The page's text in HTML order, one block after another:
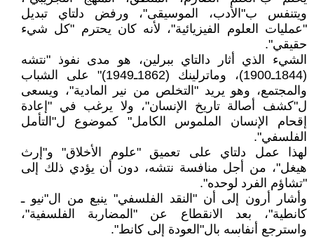
ويتنفس ب"الأدب، الموسيقى"، ورفض دلتاي تبديل
"عمليات العلوم الفيزيائية"، لأنه كان يحترم "كل شيء
حقيقي".
الشيء الذي أثار دالتاي ببرلين، هو مدى نفوذ "نتشه
(1844ـ1900)، وماترلينك (1862ـ1949)" على الشباب
والمجتمع، وهو يريد "التخلص من نير المادية"، ويسعى
ل"كشف أصالة تاريخ الإنسان"، ولا يرغب في "إعادة
إقحام الإنسان الملموس الكامل" كموضوع ل"التأمل
الفلسفي".
لهذا عمل دلتاي على تعميق "علوم الأخلاق" و"إرث
هيغل"، من أجل منافسة نتشه، دون أن يؤدي ذلك إلى
"تشاؤم الفرد لوحده".
وأشار أرون إلى أن "النقد الفلسفي" ينبع من ال"نيو ـ
كانطية"، بعد الانقطاع عن "المضاربة الفلسفية"،
واسترجع أنفاسه بال"العودة إلى كانط".